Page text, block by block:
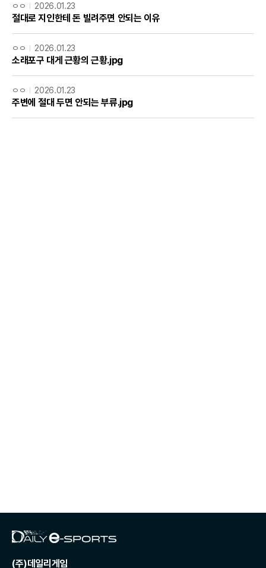
ㅇㅇ 2026.01.23
절대로 지인한테 돈 빌려주면 안되는 이유
ㅇㅇ 2026.01.23
소래포구 대게 근황의 근황.jpg
ㅇㅇ 2026.01.23
주변에 절대 두면 안되는 부류.jpg
(주)데일리게임